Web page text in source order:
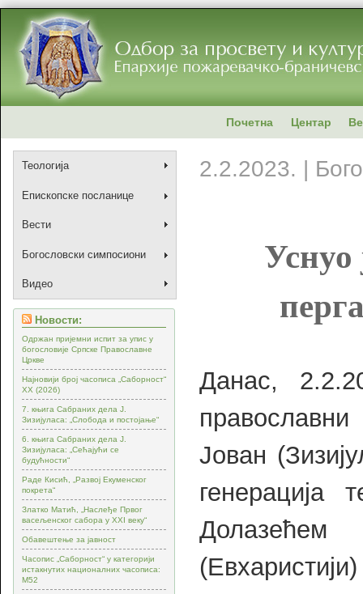
Почетна Центар
Теологија
Епископске посланице
Вести
Богословски симпосиони
Видео
Новости:
Одржан пријемни испит за упис у
богословије Српске Православне
Цркве
Најновији број часописа „Саборност“
XX (2026)
7. књига Сабраних дела Ј.
Зизијуласа: „Слобода и постојање“
6. књига Сабраних дела Ј.
Зизијуласа: „Сећајући се
будућности“
Раде Кисић, „Развој Екуменског
покрета“
Златко Матић, „Наслеђе Првог
васељенског сабора у XXI веку“
Обавештење за јавност
Часопис „Саборност“ у категорији
истакнутих националних часописа:
М52
2.2.2023. |
Уснуо
Данас,
Јован
генерација